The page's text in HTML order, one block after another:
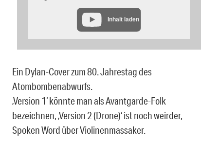
Inhalt laden
Ein Dylan-Cover zum 80. Jahrestag des
Atombombenabwurfs.
‚Version 1‘ könnte man als Avantgarde-Folk
bezeichnen, ‚Version 2 (Drone)‘ ist noch weirder,
Spoken Word über Violinenmassaker.